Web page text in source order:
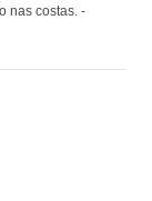
nas costas. -